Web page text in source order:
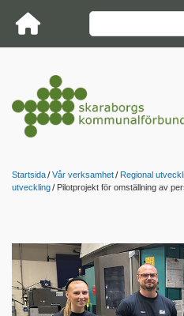
Startsida Vår verksamhet Regional
utveckling
Pilotprojekt för omställning av